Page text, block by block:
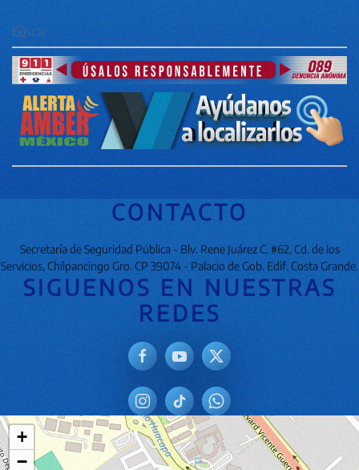
CONTACTO
Secretaría de Seguridad Pública - Blv. Rene Juárez C. #62, Cd. de los
Servicios, Chilpancingo Gro. CP 39074 - Palacio de Gob. Edif. Costa Grande.
SIGUENOS EN NUESTRAS
REDES
+
−